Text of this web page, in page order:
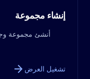
إنشاء مجموعة
أنشئ مجموعة
تشغيل العرض arrow_forward